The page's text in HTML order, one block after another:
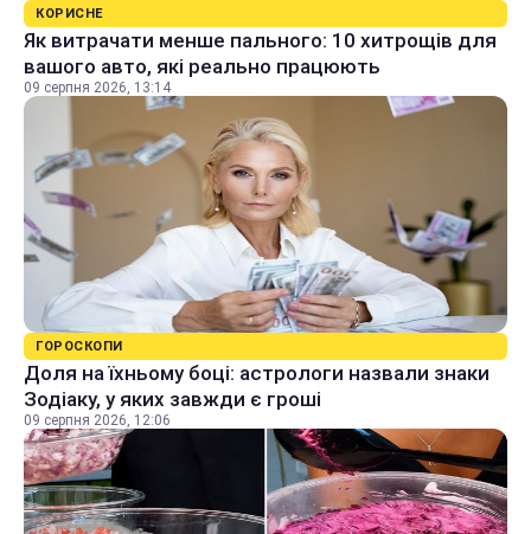
КОРИСНЕ
Як витрачати менше пального: 10 хитрощів для
вашого авто, які реально працюють
09 серпня 2026, 13:14
ГОРОСКОПИ
Доля на їхньому боці: астрологи назвали знаки
Зодіаку, у яких завжди є гроші
09 серпня 2026, 12:06